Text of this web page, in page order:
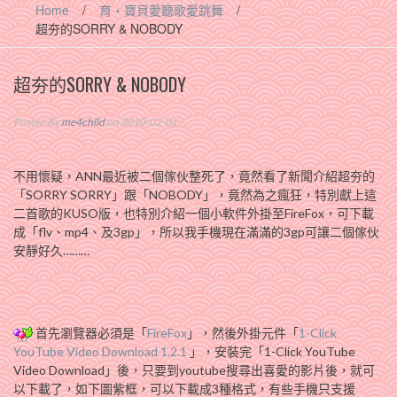
Home / 育‧寶貝愛聽歌愛跳舞
/
超夯的SORRY & NOBODY
超夯的SORRY & NOBODY
Posted Byme4childon 2010-02-01
不用懷疑，ANN最近被二個傢伙整死了，竟然看了新聞介紹超夯的
「SORRY SORRY」跟「NOBODY」，竟然為之瘋狂，特別獻上這
二首歌的KUSO版，也特別介紹一個小軟件外掛至FireFox，可下載
成「flv、mp4、及3gp」，所以我手機現在滿滿的3gp可讓二個傢伙
安靜好久………
首先瀏覽器必須是「FireFox」，然後外掛元件「1-Click
YouTube Video Download 1.2.1」，安裝完「1-Click YouTube
Video Download」後，只要到youtube搜尋出喜愛的影片後，就可
以下載了，如下圖紫框，可以下載成3種格式，有些手機只支援